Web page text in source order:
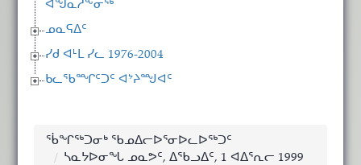
ᐊᖑᓇᓱᖕᓂᖅ
ᓄᓇᕋᐃᑦ
ᓯᑯ ᐊᒻᒪ ᓯᓚ 1976-2004
ᑲᓚᖃᙱᑦᑐᑦ ᐊᔾᔨᙳᐊᑦ
ᖄᖏᖅᑐᓂᒃ ᖃᓄᐃᓕᐅᕐᓂᐅᓚᐅᖅᑐᑦ
ᓴᓇᔭᐅᓂᖓ ᓄᓇᕗᑦ, ᐃᖃᓗᐃᑦ, 1 ᐊᐃᕐᕆᓕ 1999